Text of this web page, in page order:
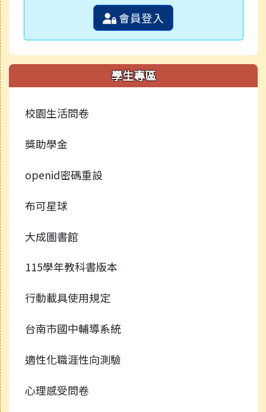
會員登入
學生專區
校園生活問卷
獎助學金
openid密碼重設
布可星球
大成圖書館
115學年教科書版本
行動載具使用規定
台南市國中輔導系統
適性化職涯性向測驗
心理感受問卷